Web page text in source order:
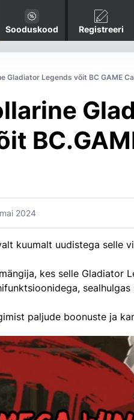
Sooduskood Registreeri
Gladiator Legends võit BC GAME
2024
kuumalt uudistega selle
kes selle Gladiator
paljude boonuste ja